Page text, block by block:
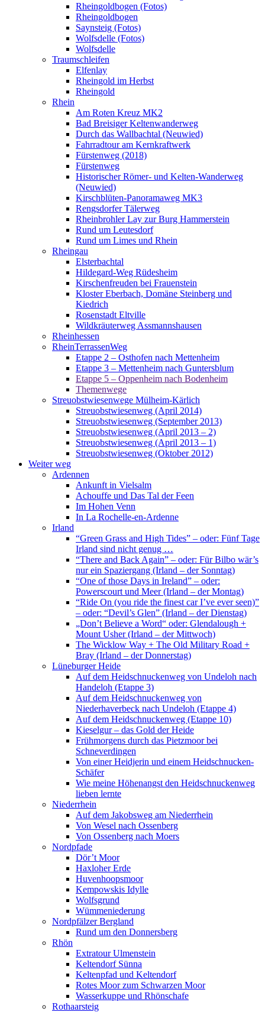
Rheingoldbogen (Fotos)
Rheingoldbogen
Saynsteig (Fotos)
Wolfsdelle (Fotos)
Wolfsdelle
Traumschleifen
Elfenlay
Rheingold im Herbst
Rheingold
Rhein
Am Roten Kreuz MK2
Bad Breisiger Keltenwanderweg
Durch das Wallbachtal (Neuwied)
Fahrradtour am Kernkraftwerk
Fürstenweg (2018)
Fürstenweg
Historischer Römer- und Kelten-Wanderweg
(Neuwied)
Kirschblüten-Panoramaweg MK3
Rengsdorfer Tälerweg
Rheinbrohler Lay zur Burg Hammerstein
Rund um Leutesdorf
Rund um Limes und Rhein
Rheingau
Elsterbachtal
Hildegard-Weg Rüdesheim
Kirschenfreuden bei Frauenstein
Kloster Eberbach, Domäne Steinberg und
Kiedrich
Rosenstadt Eltville
Wildkräuterweg Assmannshausen
Rheinhessen
RheinTerrassenWeg
Etappe 2 – Osthofen nach Mettenheim
Etappe 3 – Mettenheim nach Guntersblum
Etappe 5 – Oppenheim nach Bodenheim
Themenwege
Streuobstwiesenwege Mülheim-Kärlich
Streuobstwiesenweg (April 2014)
Streuobstwiesenweg (September 2013)
Streuobstwiesenweg (April 2013 – 2)
Streuobstwiesenweg (April 2013 – 1)
Streuobstwiesenweg (Oktober 2012)
Weiter weg
Ardennen
Ankunft in Vielsalm
Achouffe und Das Tal der Feen
Im Hohen Venn
In La Rochelle-en-Ardenne
Irland
“Green Grass and High Tides” – oder: Fünf Tage
Irland sind nicht genug …
“There and Back Again” – oder: Für Bilbo wär’s
nur ein Spaziergang (Irland – der Sonntag)
“One of those Days in Ireland” – oder:
Powerscourt und Meer (Irland – der Montag)
“Ride On (you ride the finest car I’ve ever seen)”
– oder: “Devil’s Glen” (Irland – der Dienstag)
„Don’t Believe a Word“ oder: Glendalough +
Mount Usher (Irland – der Mittwoch)
The Wicklow Way + The Old Military Road +
Bray (Irland – der Donnerstag)
Lüneburger Heide
Auf dem Heidschnuckenweg von Undeloh nach
Handeloh (Etappe 3)
Auf dem Heidschnuckenweg von
Niederhaverbeck nach Undeloh (Etappe 4)
Auf dem Heidschnuckenweg (Etappe 10)
Kieselgur – das Gold der Heide
Frühmorgens durch das Pietzmoor bei
Schneverdingen
Von einer Heidjerin und einem Heidschnucken-
Schäfer
Wie meine Höhenangst den Heidschnuckenweg
lieben lernte
Niederrhein
Auf dem Jakobsweg am Niederrhein
Von Wesel nach Ossenberg
Von Ossenberg nach Moers
Nordpfade
Dör’t Moor
Haxloher Erde
Huvenhoopsmoor
Kempowskis Idylle
Wolfsgrund
Wümmeniederung
Nordpfälzer Bergland
Rund um den Donnersberg
Rhön
Extratour Ulmenstein
Keltendorf Sünna
Keltenpfad und Keltendorf
Rotes Moor zum Schwarzen Moor
Wasserkuppe und Rhönschafe
Rothaarsteig